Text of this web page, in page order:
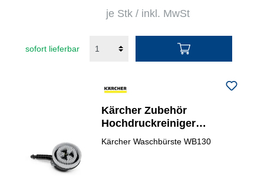
je Stk / inkl. MwSt
sofort lieferbar
Kärcher Zubehör
Hochdruckreiniger
Waschbürste WB 130
Kärcher Waschbürste WB130